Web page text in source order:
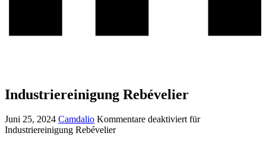
Industriereinigung Rebévelier
Juni 25, 2024 Camdalio Kommentare deaktiviertfür
Industriereinigung Rebévelier